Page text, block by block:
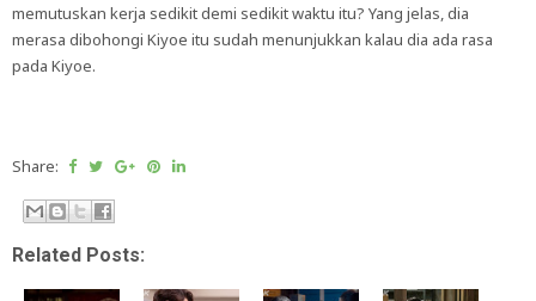
memutuskan kerja sedikit demi sedikit waktu itu? Yang jelas, dia
merasa dibohongi Kiyoe itu sudah menunjukkan kalau dia ada rasa
pada Kiyoe.
Share:
Related Posts: